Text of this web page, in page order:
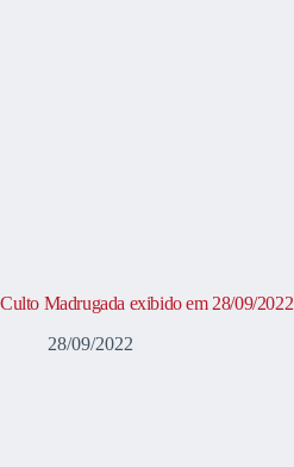
Culto Madrugada exibido em 28/09/2022
28/09/2022